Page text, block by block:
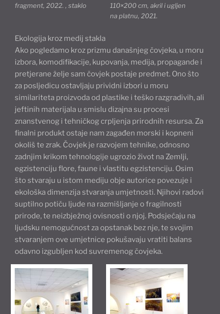
fragment, 2022. , staklo
110×200 cm, akril i ugljen
na platnu, 2021.
Ekologija kroz medij stakla
Ako pogledamo kroz prizmu današnjeg čovjeka, u moru
izbora, komodifikacije, kupovanja, medija, propagande i
pretjerane želje sam čovjek postaje predmet. Ono što
za posljedicu ostavljaju prividni izbori u moru
similariteta proizvoda od plastike i teško razgradivih, ali
jeftinih materijala u smislu dizajna su procesi
znanstvenog i tehničkog crpljenja prirodnih resursa. Za
finalni produkt ostaje nam zagađen morski i kopneni
okoliš te zrak. Čovjek je razvojem tehnike, odnosno
zadnjim krikom tehnologije ugrozio život na Zemlji,
egzistenciju flore, faune i vlastitu egzistenciju. Osim
što stvaraju u istom mediju obje autorice povezuje i
ekološka dimenzija stvaranja umjetnosti. Njihovi radovi
suptilno potiču ljude na razmišljanje o fragilnosti
prirode, te neizbježnoj ovisnosti o njoj. Podsjećaju na
ljudsku nemogućnost za opstanak bez nje, te svojim
stvaranjem ove umjetnice pokušavaju vratiti balans
odavno izgubljen kod suvremenog čovjeka.